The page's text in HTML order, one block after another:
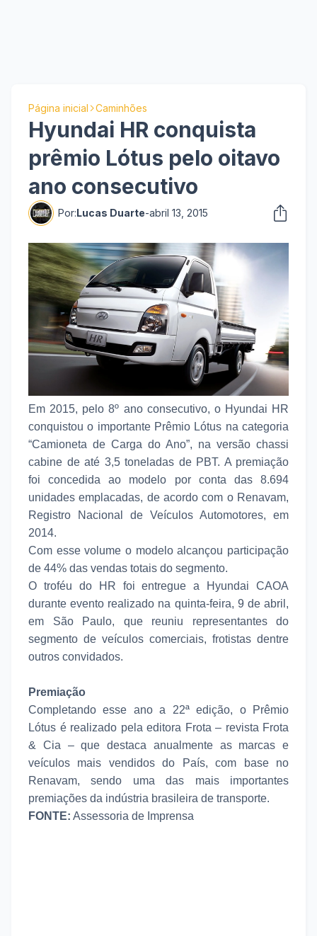
Página inicial Caminhões
Hyundai HR conquista
prêmio Lótus pelo oitavo
ano consecutivo
Por:Lucas Duarte-abril 13, 2015
Em 2015, pelo 8º ano consecutivo, o Hyundai HR
conquistou o importante Prêmio Lótus na categoria
“Camioneta de Carga do Ano”, na versão chassi
cabine de até 3,5 toneladas de PBT. A premiação
foi concedida ao modelo por conta das 8.694
unidades emplacadas, de acordo com o Renavam,
Registro Nacional de Veículos Automotores, em
2014.
Com esse volume o modelo alcançou participação
de 44% das vendas totais do segmento.
O troféu do HR foi entregue a Hyundai CAOA
durante evento realizado na quinta-feira, 9 de abril,
em São Paulo, que reuniu representantes do
segmento de veículos comerciais, frotistas dentre
outros convidados.
Premiação
Completando esse ano a 22ª edição, o Prêmio
Lótus é realizado pela editora Frota – revista Frota
& Cia – que destaca anualmente as marcas e
veículos mais vendidos do País, com base no
Renavam, sendo uma das mais importantes
premiações da indústria brasileira de transporte.
FONTE: Assessoria de Imprensa